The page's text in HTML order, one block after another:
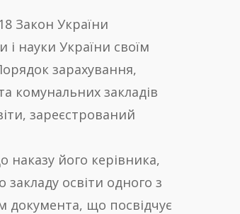
Закон України
і науки України своїм
зарахування,
комунальних закладів
зареєстрований
наказу його керівника,
освіти одного з
документа, що посвідчує